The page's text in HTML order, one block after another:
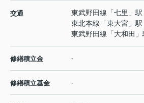
交通 東武野田線 「七里 」
東北本線 「東大宮 」
東武野田線 「大和田
修繕積立金 -
修繕積立基金 -